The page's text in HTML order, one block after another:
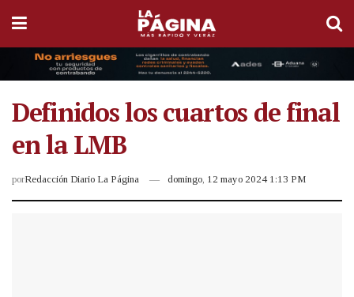
Definidos los cuartos de final
en la LMB
porRedacción Diario La Página domingo, 12 mayo 2024 1:13 PM